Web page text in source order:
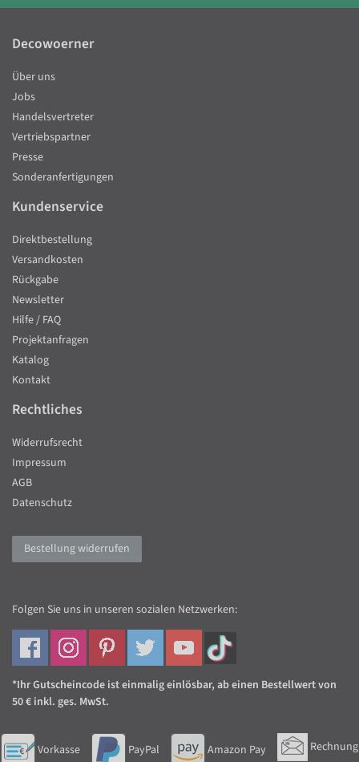
Decowoerner
Über uns
Jobs
Handelsvertreter
Vertriebspartner
Presse
Sonderanfertigungen
Kundenservice
Direktbestellung
Versandkosten
Rückgabe
Newsletter
Hilfe / FAQ
Projektanfragen
Katalog
Kontakt
Rechtliches
Widerrufsrecht
Impressum
AGB
Datenschutz
Bestellung widerrufen
Folgen Sie uns in unseren sozialen Netzwerken:
*Ihr Gutscheincode ist einmalig einlösbar, ab einen Bestellwert von
50 € inkl. ges. MwSt.
Vorkasse PayPal Amazon Pay Rechnung